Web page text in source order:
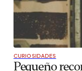
CURIOSIDADES
Pequeño